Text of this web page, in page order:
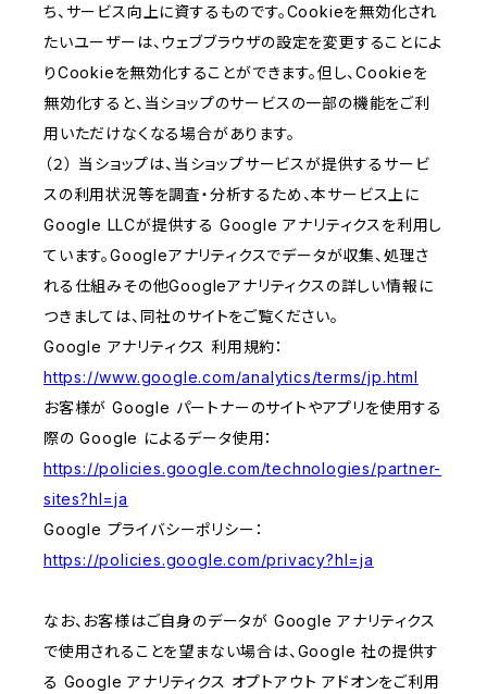
ち、サービス向上に資するものです。Cookieを無効化され
たいユーザーは、ウェブブラウザの設定を変更することによ
りCookieを無効化することができます。但し、Cookieを
無効化すると、当ショップのサービスの一部の機能をご利
用いただけなくなる場合があります。
（２） 当ショップは、当ショップサービスが提供するサービ
スの利用状況等を調査・分析するため、本サービス上に
Google LLCが提供する Google アナリティクスを利用し
ています。Googleアナリティクスでデータが収集、処理さ
れる仕組みその他Googleアナリティクスの詳しい情報に
つきましては、同社のサイトをご覧ください。
Google アナリティクス 利用規約：
https://www.google.com/analytics/terms/jp.html
お客様が Google パートナーのサイトやアプリを使用する
際の Google によるデータ使用：
https://policies.google.com/technologies/partner-
sites?hl=ja
Google プライバシーポリシー：
https://policies.google.com/privacy?hl=ja
なお、お客様はご自身のデータが Google アナリティクス
で使用されることを望まない場合は、Google 社の提供す
る Google アナリティクス オプトアウト アドオンをご利用